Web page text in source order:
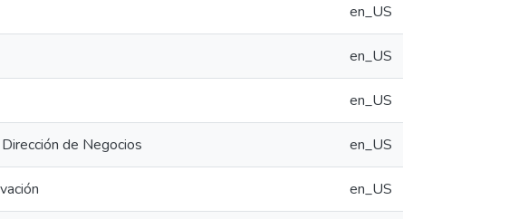
en_US
en_US
en_US
de Negocios en_US
en_US